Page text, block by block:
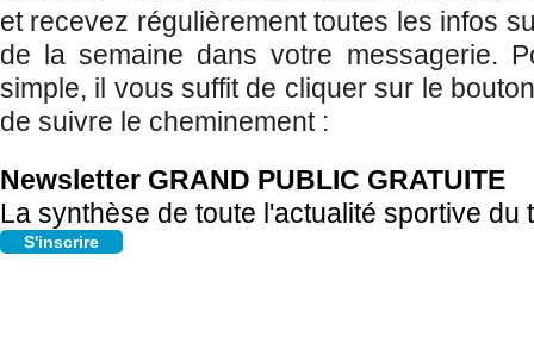
et recevez régulièrement toutes les infos
de la semaine dans votre messagerie.
simple, il vous suffit de cliquer sur le
de suivre le cheminement :
Newsletter GRAND PUBLIC GRATUITE
La synthèse de toute l'actualité sportive du
S'inscrire